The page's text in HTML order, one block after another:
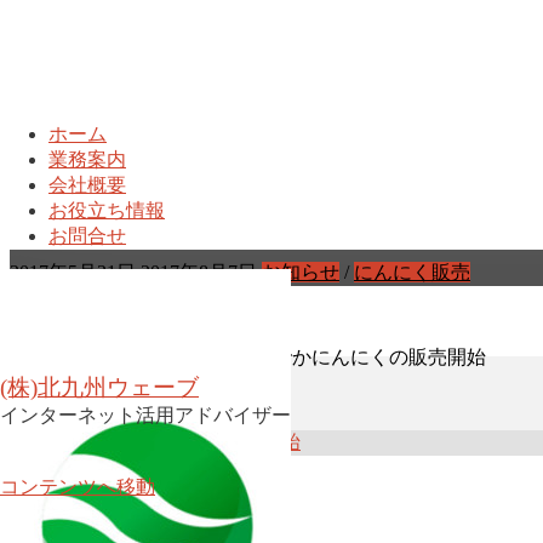
ホーム
業務案内
会社概要
お役立ち情報
お問合せ
(株)北九州ウェーブ
インターネット活用アドバイザー
コンテンツへ移動
2017年でかにんにくの
2017年5月31日2017年8月7日 お知らせ / にんにく販売
2017年でかにんにくの販売開始